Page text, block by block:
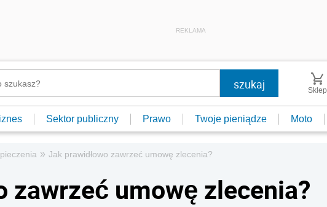
REKLAMA
Sklep
Sektor publiczny Prawo Twoje pieniądze Moto
» Jak prawidłowo zawrzeć umowę zlecenia?
zawrzeć umowę zlecenia?